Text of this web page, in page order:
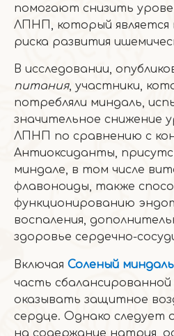
помогают снизить
ЛПНП, который
риска развития
В исследовании,
питания, участники,
потребляли миндаль,
значительное снижение
ЛПНП по сравнению с
Антиоксиданты,
миндале, в том числе
флавоноиды, также
функционированию
воспаления,
здоровье сердечно-
Включая Соленый миндаль
часть
оказывать защитное
сердце. Однако следует
на содержание натрия,